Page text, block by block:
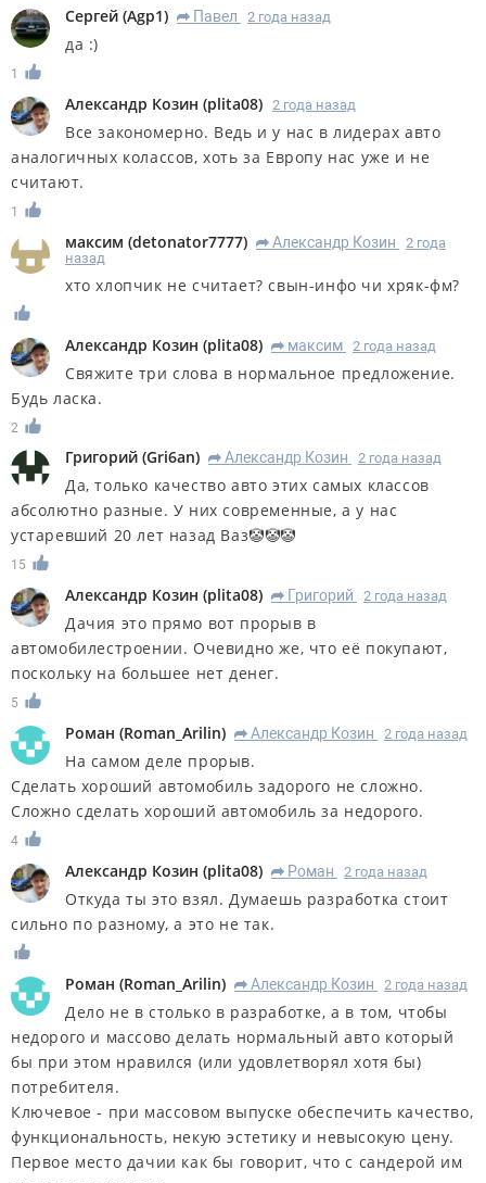
Сергей (Agp1) R Павел 2 года назад
да :)
1
Александр Козин (plita08) 2 года назад
Все закономерно. Ведь и у нас в лидерах авто
аналогичных колассов, хоть за Европу нас уже и не
считают.
1
максим (detonator7777) R Александр Козин
2 года
назад
хто хлопчик не считает? свын-инфо чи хряк-фм?
Александр Козин (plita08) R максим 2 года назад
Свяжите три слова в нормальное предложение.
Будь ласка.
2
Григорий (Gri6an) R Александр Козин 2 года назад
Да, только качество авто этих самых классов
абсолютно разные. У них современные, а у нас
устаревший 20 лет назад Ваз🤡🤡🤡
15
Александр Козин (plita08) R Григорий 2 года назад
Дачия это прямо вот прорыв в
автомобилестроении. Очевидно же, что её покупают,
поскольку на большее нет денег.
5
Роман (Roman_Arilin) R Александр Козин 2 года назад
На самом деле прорыв.
Сделать хороший автомобиль задорого не сложно.
Сложно сделать хороший автомобиль за недорого.
4
Александр Козин (plita08) R Роман 2 года назад
Откуда ты это взял. Думаешь разработка стоит
сильно по разному, а это не так.
Роман (Roman_Arilin) R Александр Козин 2 года назад
Дело не в столько в разработке, а в том, чтобы
недорого и массово делать нормальный авто который
бы при этом нравился (или удовлетворял хотя бы)
потребителя.
Ключевое - при массовом выпуске обеспечить качество,
функциональность, некую эстетику и невысокую цену.
Первое место дачии как бы говорит, что с сандерой им